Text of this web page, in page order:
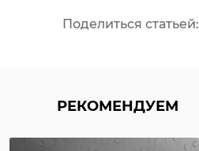
Поделиться статьей:
РЕКОМЕНДУЕМ